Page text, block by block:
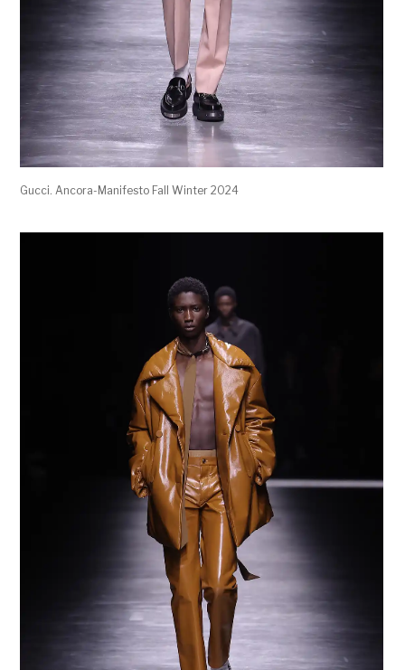
Gucci. Ancora-Manifesto Fall Winter 2024